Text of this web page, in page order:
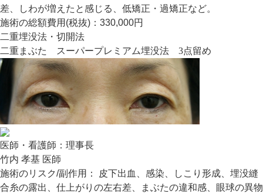
差、しわが増えたと感じる、低矯正・過矯正など。
施術の総額費用(税抜)： 330,000円
二重埋没法・切開法
二重まぶた スーパープレミアム埋没法 3点留め
医師・看護師： 理事長
竹内 孝基 医師
施術のリスク/副作用：
皮下出血、感染、しこり形成、埋没縫
合糸の露出、仕上がりの左右差、まぶたの違和感、眼球の異物